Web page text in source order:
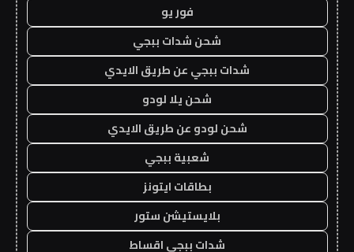
فور يو
شحن شدات ببجي
شدات ببجي عن طريق الايدي
شحن يلا لودو
شحن لودو عن طريق الايدي
شعبية ببجي
بطاقات ايتونز
بلايستيشن ستور
شدات ببجي اقساط